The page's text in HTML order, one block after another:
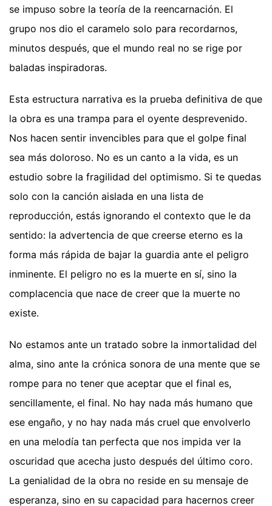
se impuso sobre la teoría de la reencarnación. El
grupo nos dio el caramelo solo para recordarnos,
minutos después, que el mundo real no se rige por
baladas inspiradoras.
Esta estructura narrativa es la prueba definitiva de que
la obra es una trampa para el oyente desprevenido.
Nos hacen sentir invencibles para que el golpe final
sea más doloroso. No es un canto a la vida, es un
estudio sobre la fragilidad del optimismo. Si te quedas
solo con la canción aislada en una lista de
reproducción, estás ignorando el contexto que le da
sentido: la advertencia de que creerse eterno es la
forma más rápida de bajar la guardia ante el peligro
inminente. El peligro no es la muerte en sí, sino la
complacencia que nace de creer que la muerte no
existe.
No estamos ante un tratado sobre la inmortalidad del
alma, sino ante la crónica sonora de una mente que se
rompe para no tener que aceptar que el final es,
sencillamente, el final. No hay nada más humano que
ese engaño, y no hay nada más cruel que envolverlo
en una melodía tan perfecta que nos impida ver la
oscuridad que acecha justo después del último coro.
La genialidad de la obra no reside en su mensaje de
esperanza, sino en su capacidad para hacernos creer